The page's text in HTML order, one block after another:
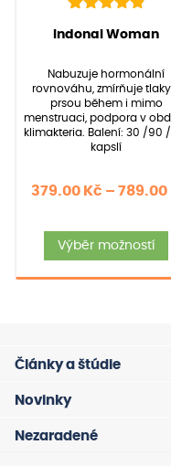
4.97
základě
hodnocení
zákazníků
(Hodnocení:88)
Indonal Woman
Nabuzuje hormonální
rovnováhu, zmírňuje
prsou během i mimo
menstruaci, podpora v
klimakteria. Balení: 30 /90 /
kapslí
379.00 Kč – 789.00
Výběr možností
Články a štúdie
Novinky
Nezaradené